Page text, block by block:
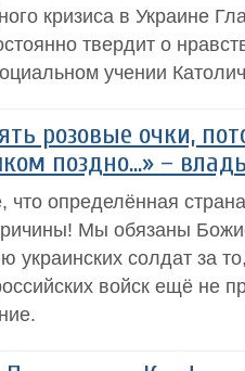
кризиса в Украине
твердит о
учении
розовые очки,
поздно...» –
определённая
Мы обязаны
украинских солдат за
войск ещё не